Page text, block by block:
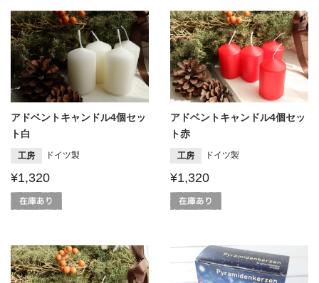
アドベントキャンドル4個セッ
ト白
工房 ドイツ製
¥1,320
アドベントキャンドル4個セッ
ト赤
工房 ドイツ製
¥1,320